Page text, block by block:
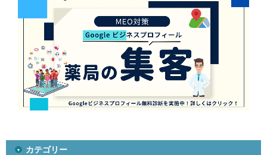
カテゴリー